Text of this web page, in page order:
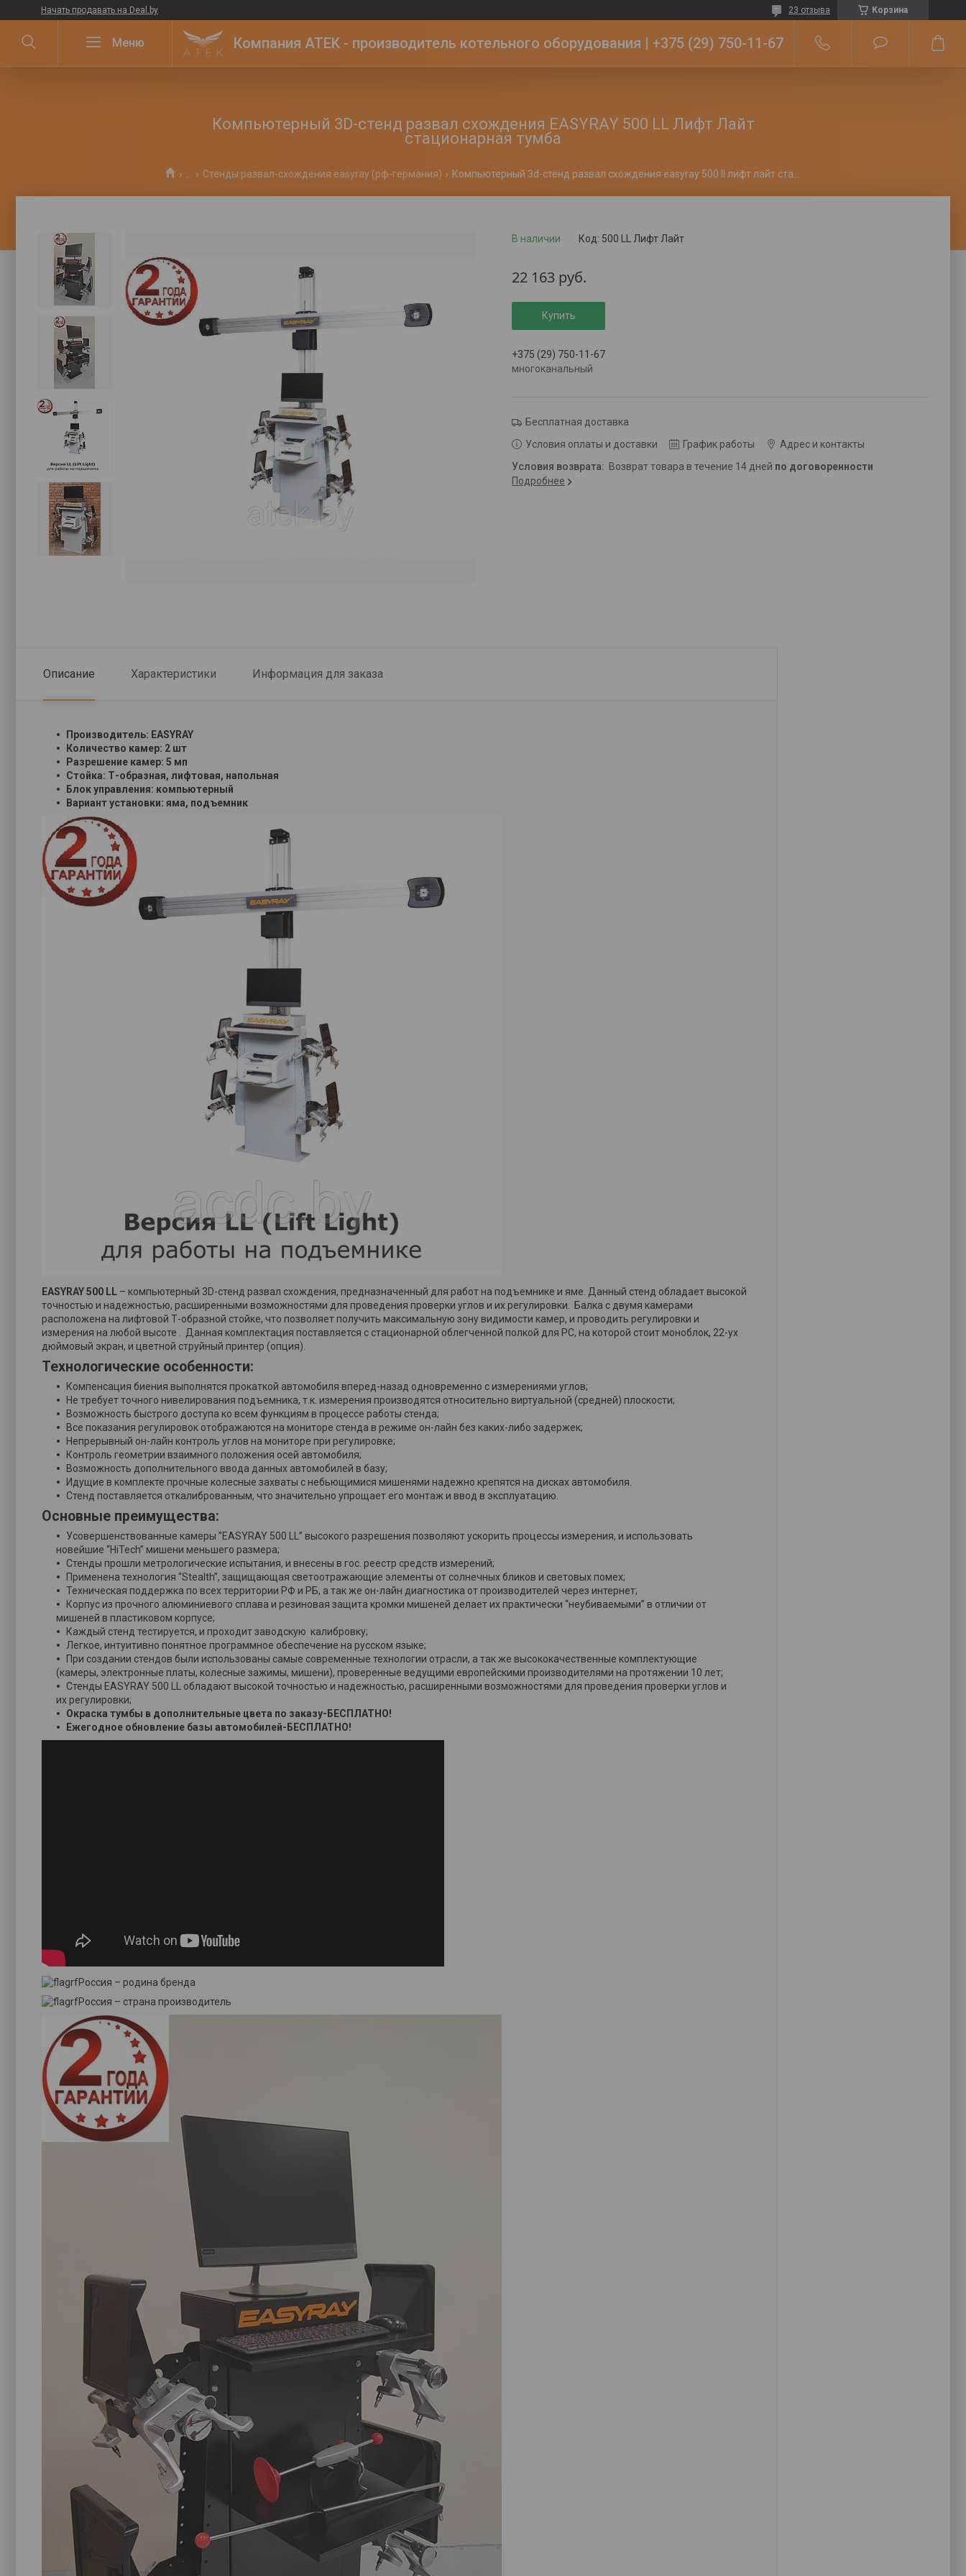
Начать продавать на Deal.by Корзина
23 отзыва
Компания ATEK - производитель котельного оборудования | +375 (29) 750-11-67
Компьютерный 3D-стенд развал схождения EASYRAY 500 LL Лифт Лайт
стационарная тумба
Стенды развал-схождения easyray (рф-германия)
В наличии Код: 500 LL Лифт Лайт
22 163 руб.
Купить
+375 (29) 750-11-67
многоканальный
Бесплатная доставка
Условия оплаты и доставки
График работы
Адрес и контакты
возврат товара в течение 14 дней по договоренности
Подробнее
Описание Характеристики Информация для заказа
Производитель: EASYRAY
Количество камер: 2 шт
Разрешение камер: 5 мп
Стойка: Т-образная, лифтовая, напольная
Блок управления: компьютерный
Вариант установки: яма, подъемник
EASYRAY 500 LL – компьютерный 3D-стенд развал схождения, предназначенный для работ на подъемнике и яме. Данный стенд обладает высокой
точностью и надежностью, расширенными возможностями для проведения проверки углов и их регулировки. Балка с двумя камерами
расположена на лифтовой Т-образной стойке, что позволяет получить максимальную зону видимости камер, и проводить регулировки и
измерения на любой высоте . Данная комплектация поставляется с стационарной облегченной полкой для PC, на которой стоит моноблок, 22-ух
дюймовый экран, и цветной струйный принтер (опция).
Технологические особенности:
Компенсация биения выполнятся прокаткой автомобиля вперед-назад одновременно с измерениями углов;
Не требует точного нивелирования подъемника, т.к. измерения производятся относительно виртуальной (средней) плоскости;
Возможность быстрого доступа ко всем функциям в процессе работы стенда;
Все показания регулировок отображаются на мониторе стенда в режиме он-лайн без каких-либо задержек;
Непрерывный он-лайн контроль углов на мониторе при регулировке;
Контроль геометрии взаимного положения осей автомобиля;
Возможность дополнительного ввода данных автомобилей в базу;
Идущие в комплекте прочные колесные захваты с небьющимися мишенями надежно крепятся на дисках автомобиля.
Стенд поставляется откалиброванным, что значительно упрощает его монтаж и ввод в эксплуатацию.
Основные преимущества:
Усовершенствованные камеры ”EASYRAY 500 LL” высокого разрешения позволяют ускорить процессы измерения, и использовать
новейшие “HiTech” мишени меньшего размера;
Стенды прошли метрологические испытания, и внесены в гос. реестр средств измерений;
Применена технология “Stealth”, защищающая светоотражающие элементы от солнечных бликов и световых помех;
Техническая поддержка по всех территории РФ и РБ, а так же он-лайн диагностика от производителей через интернет;
Корпус из прочного алюминиевого сплава и резиновая защита кромки мишеней делает их практически “неубиваемыми” в отличии от
мишеней в пластиковом корпусе;
Каждый стенд тестируется, и проходит заводскую калибровку;
Легкое, интуитивно понятное программное обеспечение на русском языке;
При создании стендов были использованы самые современные технологии отрасли, а так же высококачественные комплектующие
(камеры, электронные платы, колесные зажимы, мишени), проверенные ведущими европейскими производителями на протяжении 10 лет;
Стенды EASYRAY 500 LL обладают высокой точностью и надежностью, расширенными возможностями для проведения проверки углов и
их регулировки;
Окраска тумбы в дополнительные цвета по заказу-БЕСПЛАТНО!
Ежегодное обновление базы автомобилей-БЕСПЛАТНО!
Россия – родина бренда
Россия – страна производитель